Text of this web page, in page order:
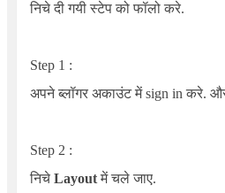
निचे दी गयी स्टेप को फॉलो करे.
Step 1 :
अपने ब्लॉगर अकाउंट में sign in करे.
Step 2 :
निचे Layoutमें चले जाए.